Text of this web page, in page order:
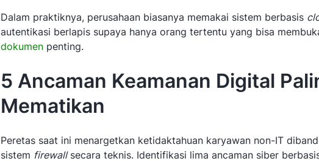
Dalam praktiknya, perusahaan biasanya memakai sistem berbasis
autentikasi berlapis supaya hanya orang tertentu yang bisa
dokumen penting.
5 Ancaman Keamanan Digital
Mematikan
Peretas saat ini menargetkan ketidaktahuan karyawan non-IT
sistem firewallsecara teknis. Identifikasi lima ancaman siber